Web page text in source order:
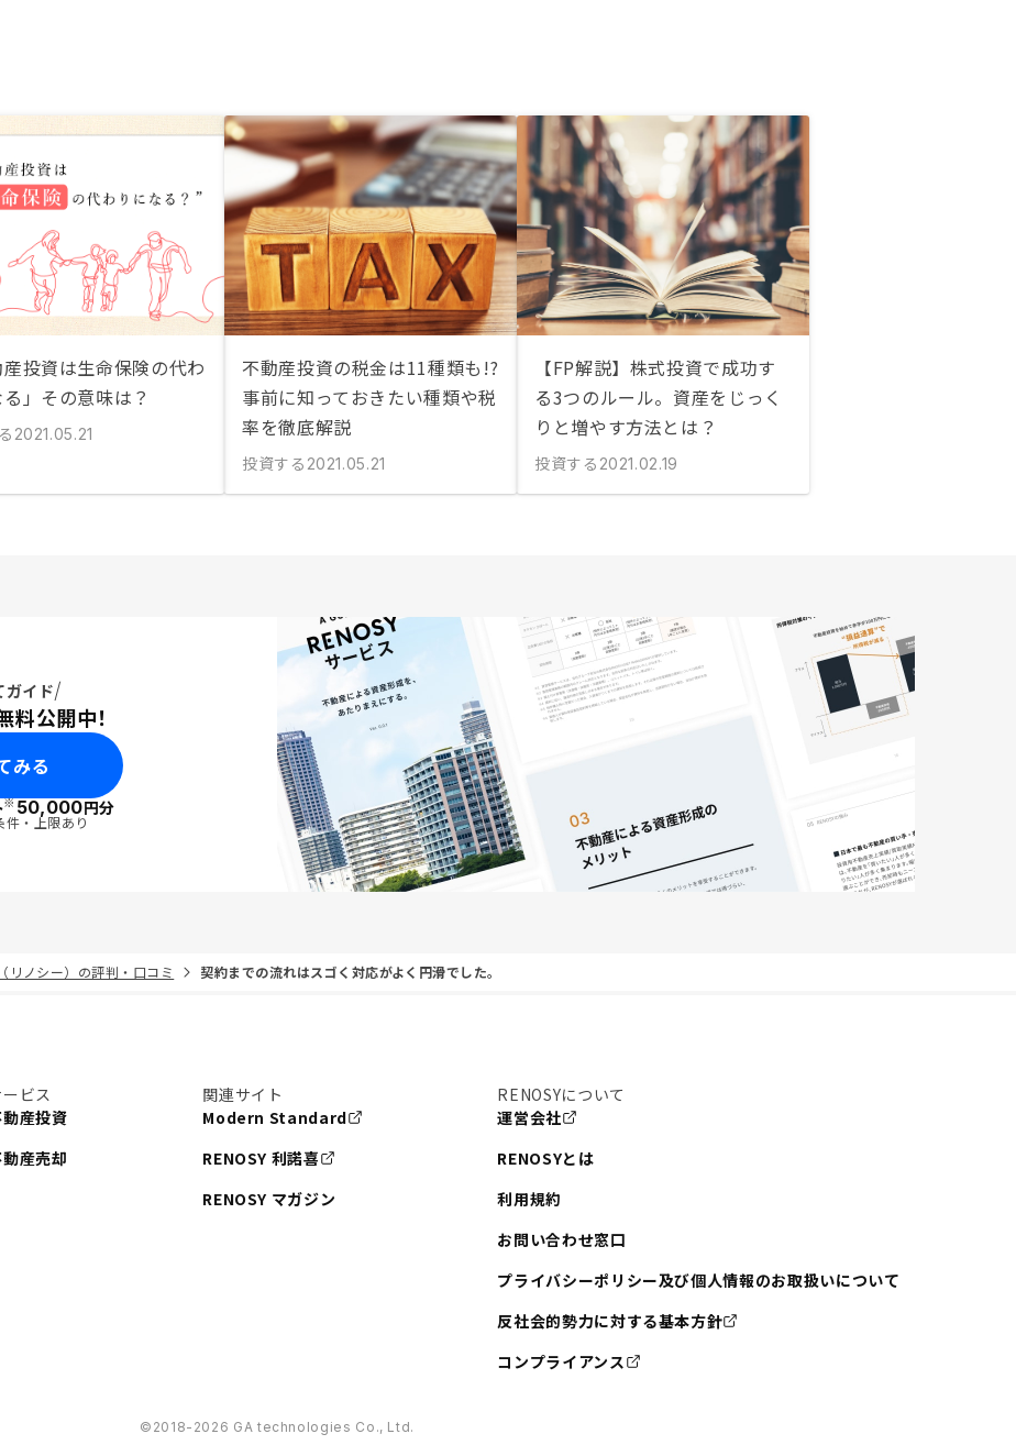
産投資は生命保険の代わ
る」その意味は？
2021.05.21
不動産投資の税金は11種類も!?
事前に知っておきたい種類や税
率を徹底解説
投資する 2021.05.21
【FP解説】株式投資で成功す
る3つのルール。資産をじっく
りと増やす方法とは？
投資する 2021.02.19
ガイド
料公開中！
みる
※50,000円分
・上限あり
リノシー）の評判・口コミ 契約までの流れはスゴく対応がよく円滑でした。
ビス
産投資
産売却
関連サイト
Modern Standard
RENOSY 利諾喜
RENOSY マガジン
RENOSYについて
運営会社
RENOSYとは
利用規約
お問い合わせ窓口
プライバシーポリシー及び個人情報のお取扱いについて
反社会的勢力に対する基本方針
コンプライアンス
©︎2018-2026 GA technologies Co., Ltd.